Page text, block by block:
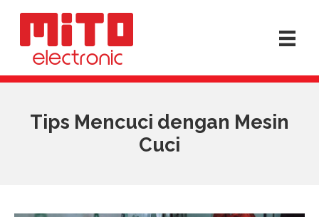
Tips Mencuci dengan Mesin
Cuci